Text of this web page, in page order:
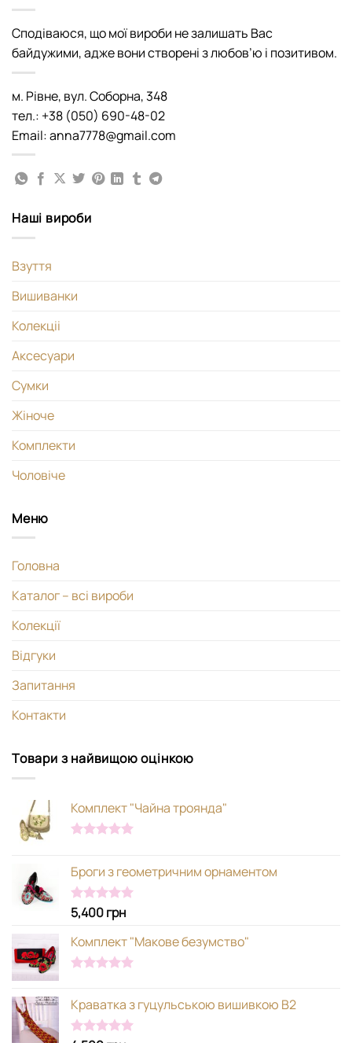
Сподіваюся, що мої вироби не залишать Вас
байдужими, адже вони створені з любов’ю і позитивом.
м. Рівне, вул. Соборна, 348
тел.: +38 (050) 690-48-02
Email: anna7778@gmail.com
Наші вироби
Взуття
Вишиванки
Колекціі
Аксесуари
Сумки
Жіноче
Комплекти
Чоловіче
Меню
Головна
Каталог – всі вироби
Колекції
Відгуки
Запитання
Контакти
Товари з найвищою оцінкою
Комплект "Чайна троянда"
Броги з геометричним орнаментом
Оцінено в
з 5
5,400грн
Комплект "Макове безумство"
Краватка з гуцульською вишивкою В2